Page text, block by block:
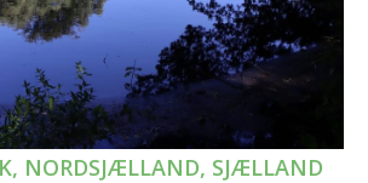
, NORDSJÆLLAND, SJÆLLAND